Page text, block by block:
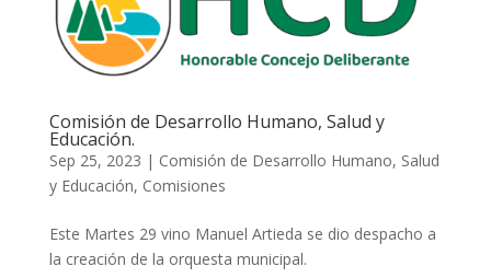
Comisión de Desarrollo Humano, Salud y
Educación.
Sep 25, 2023 | Comisión de Desarrollo Humano, Salud
y Educación, Comisiones
Este Martes 29 vino Manuel Artieda se dio despacho a
la creación de la orquesta municipal.